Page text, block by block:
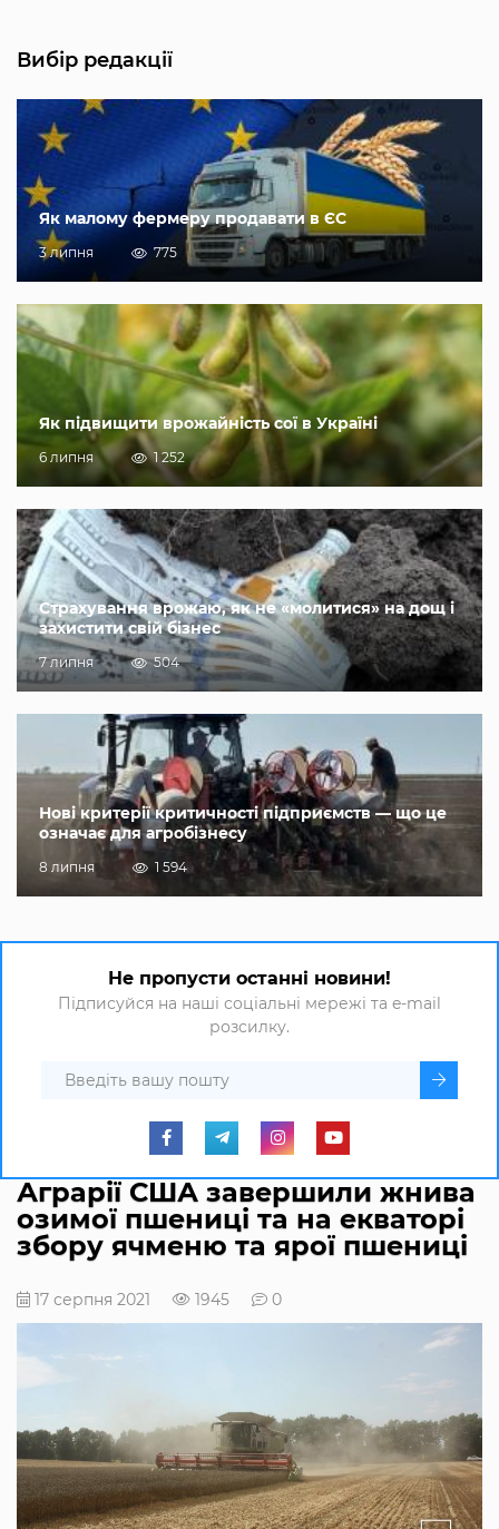
Вибір редакції
Як малому фермеру продавати в ЄС
3 липня 775
Як підвищити врожайність сої в Україні
6 липня 1 252
Страхування врожаю, як не «молитися» на дощ і
захистити свій бізнес
7 липня 504
Нові критерії критичності підприємств — що це
означає для агробізнесу
8 липня 1 594
Не пропусти останні новини!
Підписуйся на наші соціальні мережі та e-mail
розсилку.
Аграрії США завершили жнива
озимої пшениці та на екваторі
збору ячменю та ярої пшениці
17 серпня 2021 1945 0